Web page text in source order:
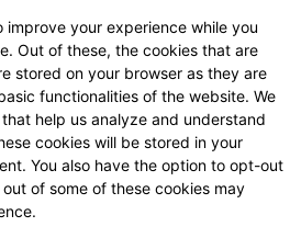
improve your experience while you
Out of these, the cookies that are
stored on your browser as they are
functionalities of the website. We
help us analyze and understand
cookies will be stored in your
You also have the option to opt-out
of some of these cookies may